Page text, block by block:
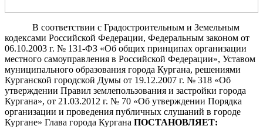
В соответствии с Градостроительным и Земельным
кодексами Российской Федерации, Федеральным законом от
06.10.2003 г. № 131-ФЗ «Об общих принципах организации
местного самоуправления в Российской Федерации», Уставом
муниципального образования города Кургана, решениями
Курганской городской Думы от 19.12.2007 г. № 318 «Об
утверждении Правил землепользования и застройки города
Кургана», от 21.03.2012 г. № 70 «Об утверждении Порядка
организации и проведения публичных слушаний в городе
Кургане» Глава города Кургана ПОСТАНОВЛЯЕТ: